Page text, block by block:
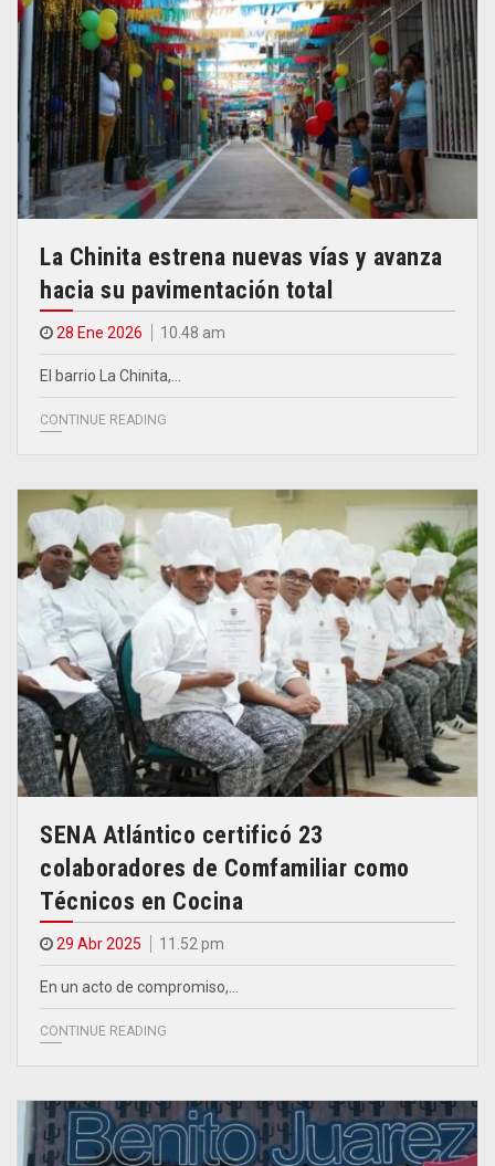
La Chinita estrena nuevas vías y avanza
hacia su pavimentación total
28 Ene 2026 10.48 am
El barrio La Chinita,…
CONTINUE READING
SENA Atlántico certificó 23
colaboradores de Comfamiliar como
Técnicos en Cocina
29 Abr 2025 11.52 pm
En un acto de compromiso,…
CONTINUE READING